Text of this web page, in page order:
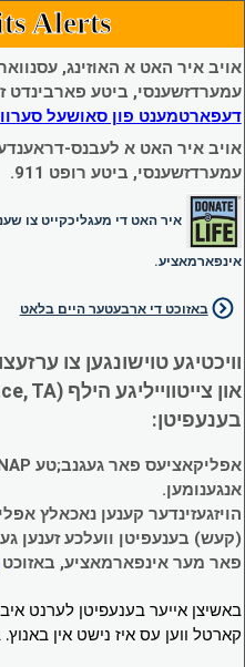
Alerts
אויב איר האט א האוזינג,
עמערדזשענסי, ביטע פארבינדט
דעפארטמענט פון סאושעל
אויב איר האט א לעבנס-
עמערדזשענסי, ביטע רופט 911.
איר האט די מעגליכקייט צו
אינפארמאציע.
באזוכט די ארבעטער היים בלאט
בענעפיטן:
אנגענומען.
(קעש) בענעפיטן וועלכע זענען
פאר מער אינפארמאציע,
קארטל ווען עס איז נישט אין באנוץ.